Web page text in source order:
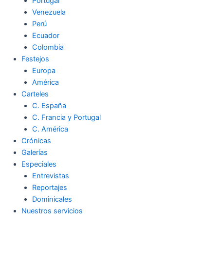
Venezuela
Perú
Ecuador
Colombia
Festejos
Europa
América
Carteles
C. España
C. Francia y Portugal
C. América
Crónicas
Galerías
Especiales
Entrevistas
Reportajes
Dominicales
Nuestros servicios